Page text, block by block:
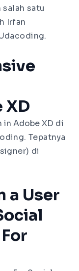
satu
Irfan
XD
in Adobe XD di
Tepatnya
di
a User